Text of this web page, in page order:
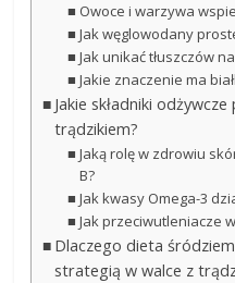
Owoce i warzywa
Jak węglowodany
Jak unikać tłuszczów
Jakie znaczenie ma
Jakie składniki
trądzikiem?
Jaką rolę w zdrowiu
B?
Jak kwasy Omega-3
Jak przeciwutleniacze
Dlaczego dieta
strategią w walce z